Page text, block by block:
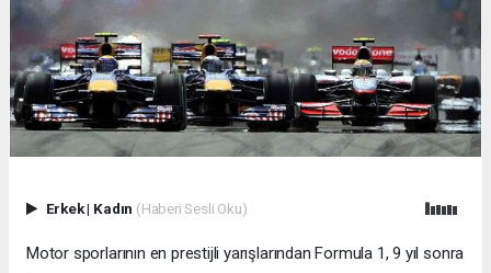
Erkek| Kadın (Haberi Sesli Oku)
Motor sporlarının en prestijli yarışlarından Formula 1, 9 yıl sonra